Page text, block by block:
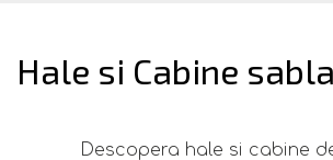
Hale si Cabine
Descopera hale si cabine